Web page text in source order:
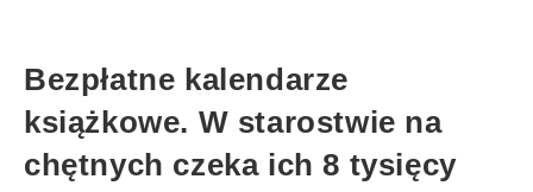
Bezpłatne kalendarze
książkowe. W starostwie na
chętnych czeka ich 8 tysięcy